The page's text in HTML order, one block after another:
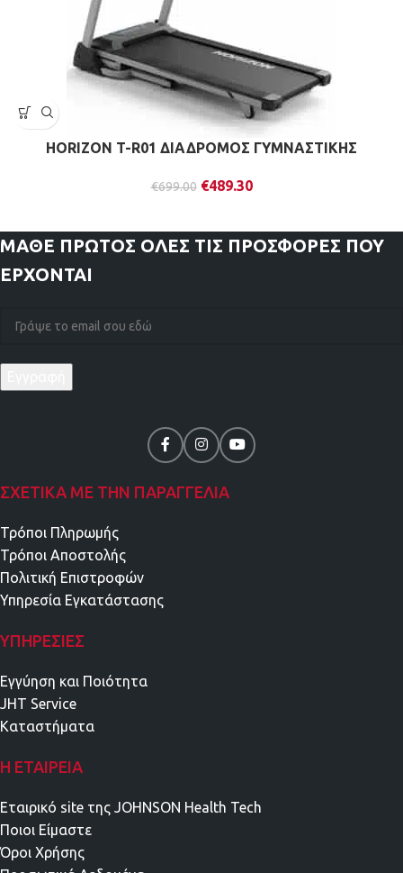
HORIZON T-R01 ΔΙΑΔΡΟΜΟΣ ΓΥΜΝΑΣΤΙΚΗΣ
€699.00 €489.30
ΜΑΘΕ ΠΡΩΤΟΣ ΟΛΕΣ ΤΙΣ ΠΡΟΣΦΟΡΕΣ ΠΟΥ
ΕΡΧΟΝΤΑΙ
ΣΧΕΤΙΚΑ ΜΕ ΤΗΝ ΠΑΡΑΓΓΕΛΙΑ
Τρόποι Πληρωμής
Τρόποι Αποστολής
Πολιτική Επιστροφών
Υπηρεσία Εγκατάστασης
ΥΠΗΡΕΣΊΕΣ
Εγγύηση και Ποιότητα
JHT Service
Καταστήματα
Η ΕΤΑΙΡΕΊΑ
Εταιρικό site της JOHNSON Health Tech
Ποιοι Είμαστε
Όροι Χρήσης